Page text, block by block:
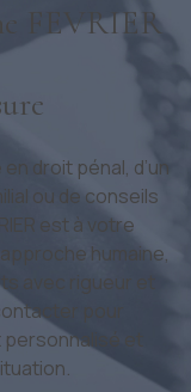
FEVRIER
droit pénal, d’un
ou de conseils
est à votre
humaine,
avec rigueur et
pour
et